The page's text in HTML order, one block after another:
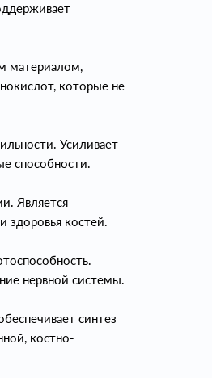
материалом,
которые не
Усиливает
способности.
Является
здоровья костей.
нервной системы.
синтез
костно-